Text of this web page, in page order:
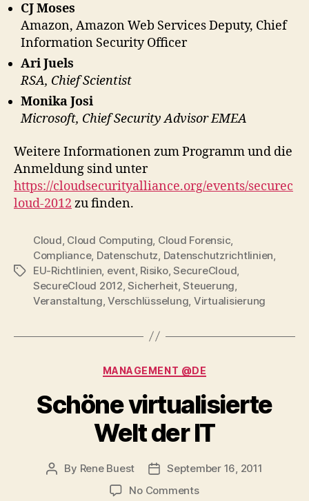
CJ Moses
Amazon, Amazon Web Services Deputy, Chief
Information Security Officer
Ari Juels
RSA, Chief Scientist
Monika Josi
Microsoft, Chief Security Advisor EMEA
Weitere Informationen zum Programm und die
Anmeldung sind unter
https://cloudsecurityalliance.org/events/securec
loud-2012 zu finden.
Tags
Cloud, Cloud Computing, Cloud Forensic,
Compliance, Datenschutz, Datenschutzrichtlinien,
EU-Richtlinien, event, Risiko,SecureCloud,
SecureCloud 2012,Sicherheit,Steuerung,
Veranstaltung,Verschlüsselung, Virtualisierung
Categories
MANAGEMENT @DE
Schöne virtualisierte
Welt der IT
Post
By Rene Buest
PostSeptember 16, 2011
No Commentson